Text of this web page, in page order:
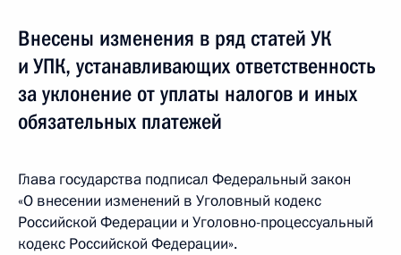
Внесены изменения в ряд статей УК
и УПК, устанавливающих ответственность
за уклонение от уплаты налогов и иных
обязательных платежей
Глава государства подписал Федеральный закон
«О внесении изменений в Уголовный кодекс
Российской Федерации и Уголовно-процессуальный
кодекс Российской Федерации».